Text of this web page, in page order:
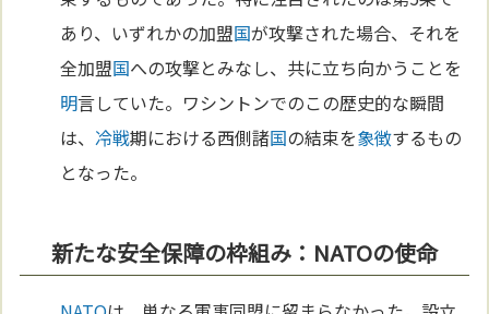
あり、いずれかの加盟国が攻撃された場合、それを
全加盟国への攻撃とみなし、共に立ち向かうことを
明言していた。ワシントンでのこの歴史的な瞬間
は、 冷戦期における西側諸国の結束を象徴するもの
となった。
新たな安全保障の枠組み：NATOの使命